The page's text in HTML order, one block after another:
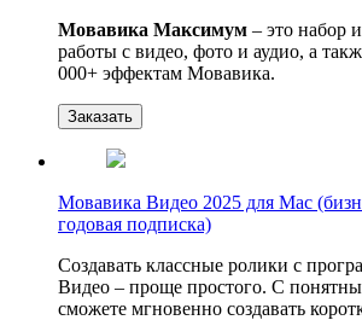
Мовавика Максимум – это набор
работы с видео, фото и аудио, а
000+ эффектам Мовавика.
Заказать
Мовавика Видео 2025 для Мас
годовая подписка)
Создавать классные ролики с
Видео – проще простого. С
сможете мгновенно создавать